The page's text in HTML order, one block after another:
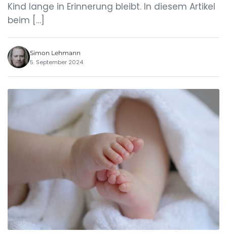
Kind lange in Erinnerung bleibt. In diesem Artikel
beim […]
Simon Lehmann
5. September 2024